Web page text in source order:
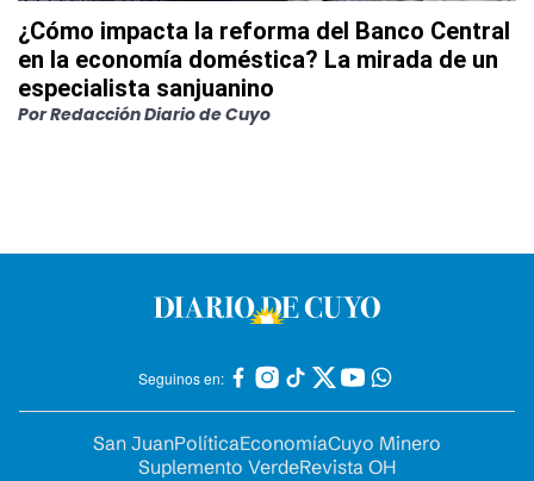
¿Cómo impacta la reforma del Banco Central
en la economía doméstica? La mirada de un
especialista sanjuanino
PorRedacción Diario de Cuyo
Seguinos en:
San JuanPolíticaEconomíaCuyo Minero
Suplemento VerdeRevista OH